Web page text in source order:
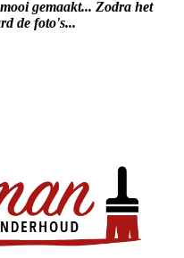
gemaakt... Zodra het
de foto's...